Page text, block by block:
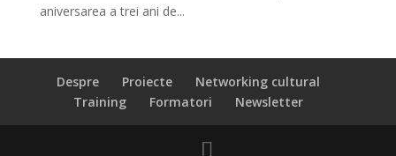
aniversarea a trei ani de...
Despre Proiecte
Networking cultural
Training
Formatori Newsletter